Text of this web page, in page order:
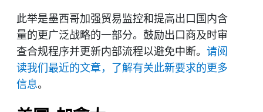
此举是墨西哥加强贸易监控和提高出口国内含
量的更广泛战略的一部分。鼓励出口商及时审
查合规程序并更新内部流程以避免中断。 请阅
读我们最近的文章，了解有关此新要求的更多
信息。